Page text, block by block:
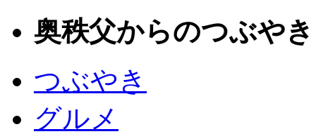
奥秩父からのつぶやき
つぶやき
グルメ